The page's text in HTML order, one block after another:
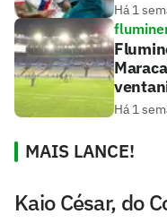
Há 1
Há 1
MAIS LANCE!
Kaio César, do